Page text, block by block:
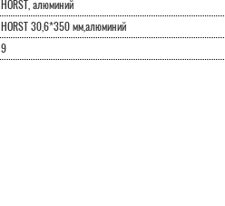
HORST, алюминий
HORST 30,6*350 мм,алюминий
9